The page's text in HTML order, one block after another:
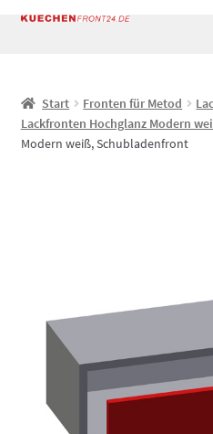
Zur
Zum
AGB
Kasse
Mein Konto
So funktionierts
Start Fronten für Metod
Lackfronten Hochglanz Modern
Modern weiß, Schubladenfront